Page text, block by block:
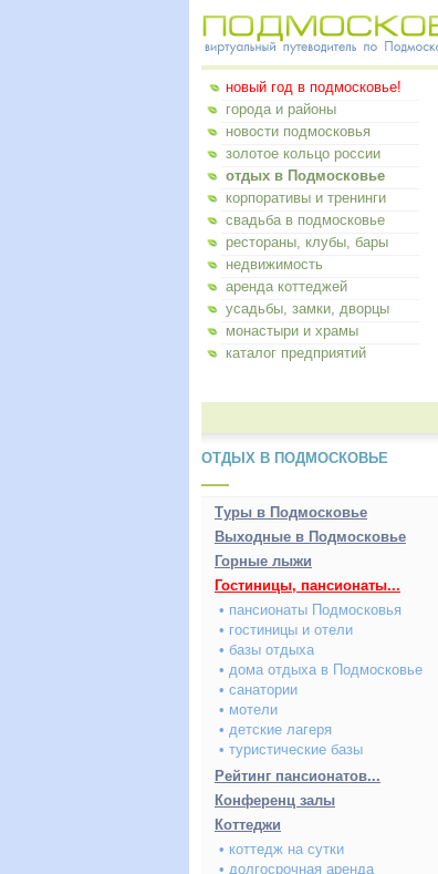
новый год в подмосковье!
города и районы
новости подмосковья
золотое кольцо россии
отдых в Подмосковье
корпоративы и тренинги
свадьба в подмосковье
рестораны, клубы, бары
недвижимость
аренда коттеджей
усадьбы, замки, дворцы
монастыри и храмы
каталог предприятий
ОТДЫХ В ПОДМОСКОВЬЕ
Туры в Подмосковье
Выходные в Подмосковье
Горные лыжи
Гостиницы, пансионаты...
• пансионаты Подмосковья
• гостиницы и отели
• базы отдыха
• дома отдыха в Подмосковье
• санатории
• мотели
• детские лагеря
• туристические базы
Рейтинг пансионатов...
Конференц залы
Коттеджи
• коттедж на сутки
• долгосрочная аренда